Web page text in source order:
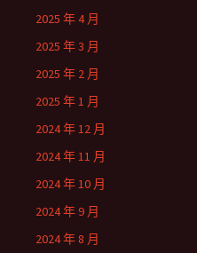
2025 年 4 月
2025 年 3 月
2025 年 2 月
2025 年 1 月
2024 年 12 月
2024 年 11 月
2024 年 10 月
2024 年 9 月
2024 年 8 月